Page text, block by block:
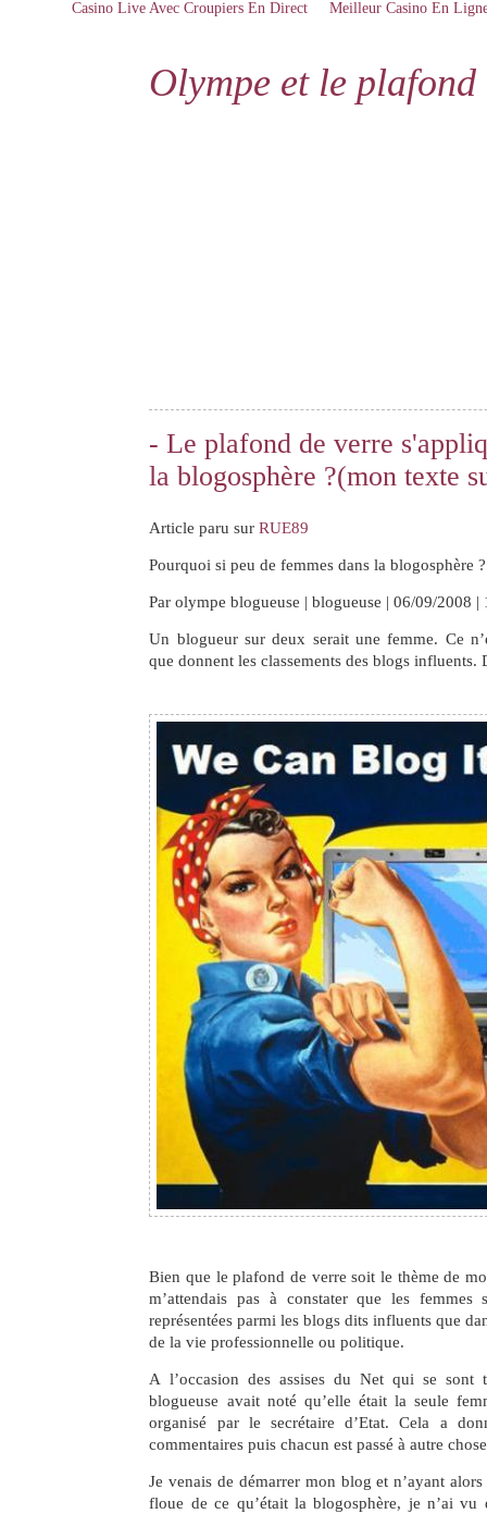
Casino Live Avec Croupiers En Direct Meilleur Casino En
Olympe et le plafond
- Le plafond de verre
la blogosphère ?(mon texte
Article paru surRUE89
Pourquoi si peu de femmes dans la blogosphère ?
Par olympe blogueuse | blogueuse | 06/09/2008 |
Un blogueur sur deux serait une femme. Ce
que donnent les classements des blogs influents.
Bien que le plafond de verre soit le thème de
m’attendais pas à constater que les femmes
représentées parmi les blogs dits influents que
de la vie professionnelle ou politique.
A l’occasion des assises du Net qui se sont
blogueuse avait noté qu’elle était la seule
organisé par le secrétaire d’Etat. Cela a
commentaires puis chacun est passé à autre
Je venais de démarrer mon blog et n’ayant alors
floue de ce qu’était la blogosphère, je n’ai vu